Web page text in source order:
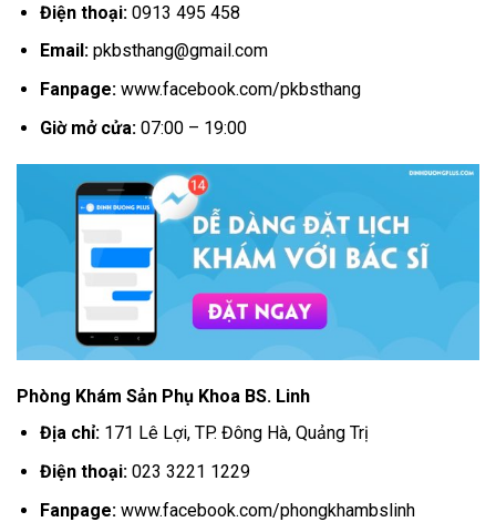
Điện thoại: 0913 495 458
Email: pkbsthang@gmail.com
Fanpage: www.facebook.com/pkbsthang
Giờ mở cửa: 07:00 – 19:00
Phòng Khám Sản Phụ Khoa BS. Linh
Địa chỉ: 171 Lê Lợi, TP. Đông Hà, Quảng Trị
Điện thoại: 023 3221 1229
Fanpage: www.facebook.com/phongkhambslinh